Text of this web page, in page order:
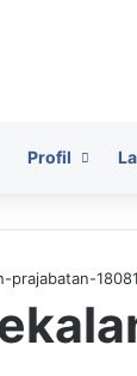
Profil
prajabatan-